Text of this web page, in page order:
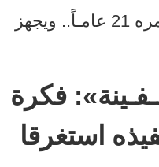
الكعبي افتتح أول محل وعمره 21 عامـاً.. ويجهز
فكرة
استغرقا